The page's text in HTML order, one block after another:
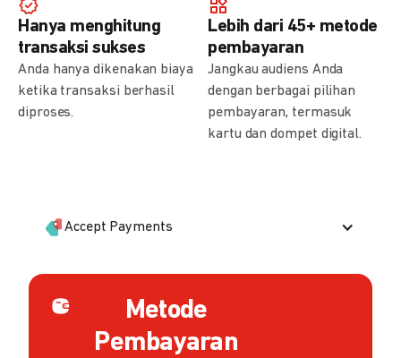
Hanya menghitung
transaksi sukses
Anda hanya dikenakan biaya
ketika transaksi berhasil
diproses.
Lebih dari 45+ metode
pembayaran
Jangkau audiens Anda
dengan berbagai pilihan
pembayaran, termasuk
kartu dan dompet digital.
Accept Payments
Metode
Pembayaran